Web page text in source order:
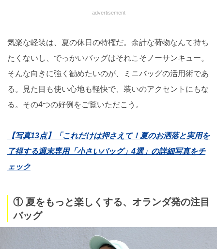
advertisement
気楽な軽装は、夏の休日の特権だ。余計な荷物なんて持ち
たくないし、でっかいバッグはそれこそノーサンキュー。
そんな向きに強く勧めたいのが、ミニバッグの活用術であ
る。見た目も使い心地も軽快で、装いのアクセントにもな
る。その4つの好例をご覧いただこう。
【写真13点】「これだけは押さえて！夏のお洒落と実用を
了得する週末専用「小さいバッグ」4選」の詳細写真をチ
ェック
① 夏をもっと楽しくする、オランダ発の注目
バッグ